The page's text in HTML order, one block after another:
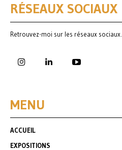
RÉSEAUX SOCIAUX
Retrouvez-moi sur les réseaux sociaux.
MENU
ACCUEIL
EXPOSITIONS